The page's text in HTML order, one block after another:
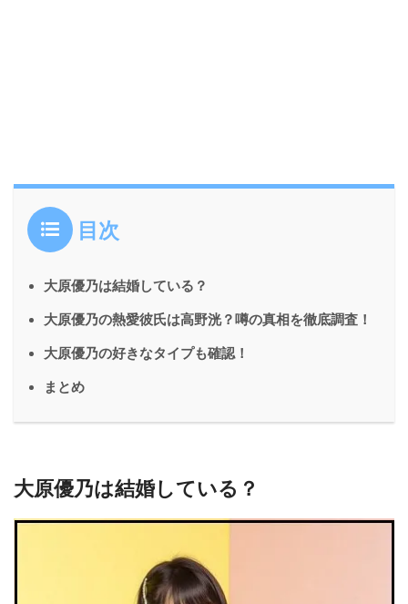
目次
大原優乃は結婚している？
大原優乃の熱愛彼氏は高野洸？噂の真相を徹底調査！
大原優乃の好きなタイプも確認！
まとめ
大原優乃は結婚している？